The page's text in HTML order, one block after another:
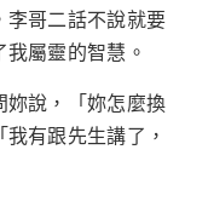
李哥二話不說就要
屬靈的智慧。
妳說，「妳怎麼換
有跟先生講了，